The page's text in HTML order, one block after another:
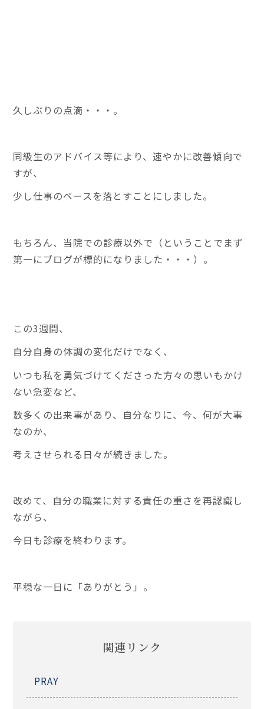
久しぶりの点滴・・・。
同級生のアドバイス等により、速やかに改善傾向で
すが、
少し仕事のペースを落とすことにしました。
もちろん、当院での診療以外で（ということでまず
第一にブログが標的になりました・・・）。
この3週間、
自分自身の体調の変化だけでなく、
いつも私を勇気づけてくださった方々の思いもかけ
ない急変など、
数多くの出来事があり、自分なりに、今、何が大事
なのか、
考えさせられる日々が続きました。
改めて、自分の職業に対する責任の重さを再認識し
ながら、
今日も診療を終わります。
平穏な一日に「ありがとう」。
関連リンク
PRAY